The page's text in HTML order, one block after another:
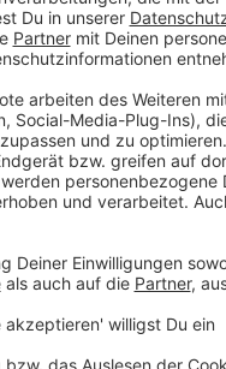
Auch Kinder
Anzeige
Auch für Kinder gibt es
Stände mit Essen und
Mehr Links und